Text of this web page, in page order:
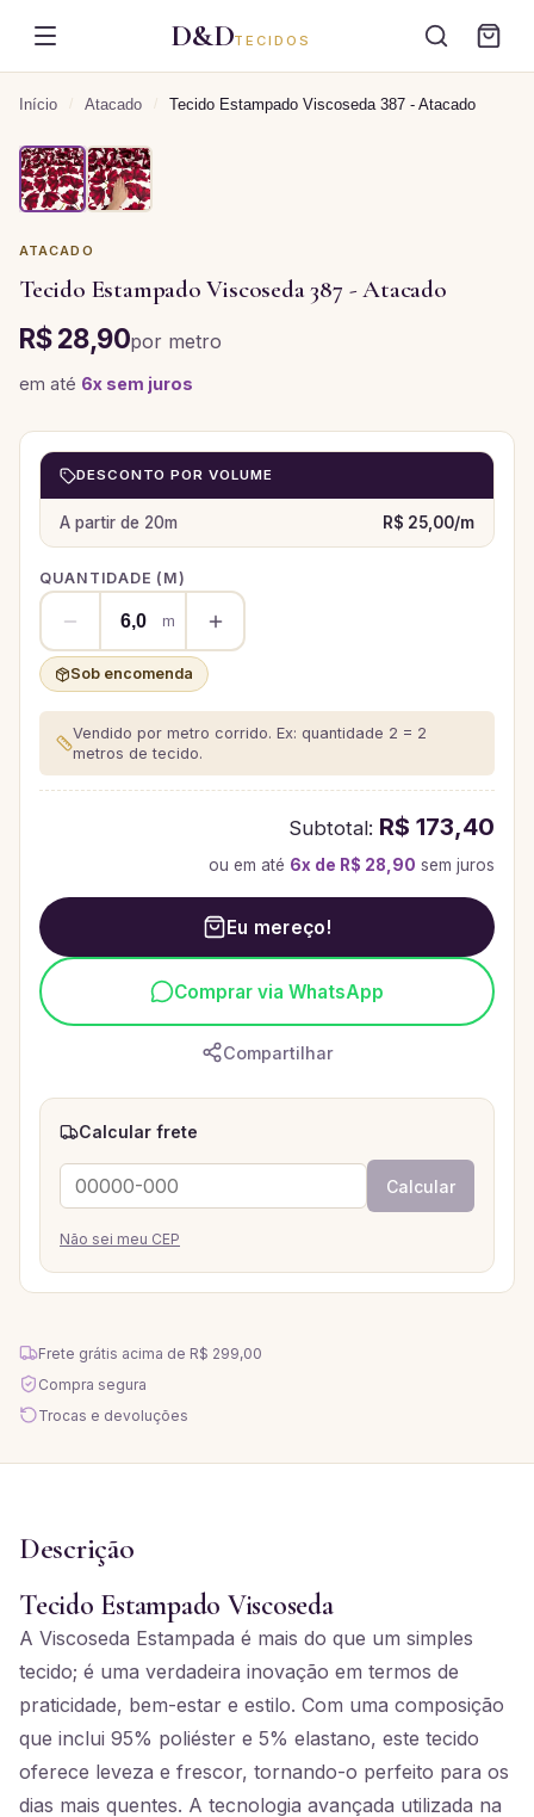
D&DTECIDOS
Início / Atacado / Tecido Estampado Viscoseda 387 - Atacado
ATACADO
Tecido Estampado Viscoseda 387 - Atacado
R$ 28,90por metro
em até 6x sem juros
DESCONTO POR VOLUME
A partir de 20m R$ 25,00/m
QUANTIDADE ( M)
m
Sob encomenda
Vendido por metro corrido. Ex: quantidade 2 = 2
metros de tecido.
Subtotal: R$ 173,40
ou em até 6x de R$ 28,90 sem juros
Eu mereço!
Comprar via WhatsApp
Compartilhar
Calcular frete
Calcular
Não sei meu CEP
Frete grátis acima de R$ 299,00
Compra segura
Trocas e devoluções
Descrição
Tecido Estampado Viscoseda
A Viscoseda Estampada é mais do que um simples
tecido; é uma verdadeira inovação em termos de
praticidade, bem-estar e estilo. Com uma composição
que inclui 95% poliéster e 5% elastano, este tecido
oferece leveza e frescor, tornando-o perfeito para os
dias mais quentes. A tecnologia avançada utilizada na